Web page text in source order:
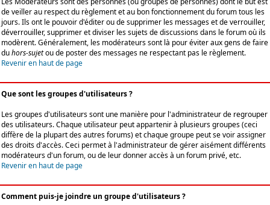
de veiller au respect du règlement et au bon fonctionnement du forum tous les
jours. Ils ont le pouvoir d'éditer ou de supprimer les messages et de verrouiller,
déverrouiller, supprimer et diviser les sujets de discussions dans le forum où ils
modèrent. Généralement, les modérateurs sont là pour éviter aux gens de faire
duhors-sujetou de poster des messages ne respectant pas le règlement.
Revenir en haut de page
Que sont les groupes d'utilisateurs ?
Les groupes d'utilisateurs sont une manière pour l'administrateur de regrouper
des utilisateurs. Chaque utilisateur peut appartenir à plusieurs groupes (ceci
diffère de la plupart des autres forums) et chaque groupe peut se voir assigner
des droits d'accès. Ceci permet à l'administrateur de gérer aisément différents
modérateurs d'un forum, ou de leur donner accès à un forum privé, etc.
Revenir en haut de page
Comment puis-je joindre un groupe d'utilisateurs ?